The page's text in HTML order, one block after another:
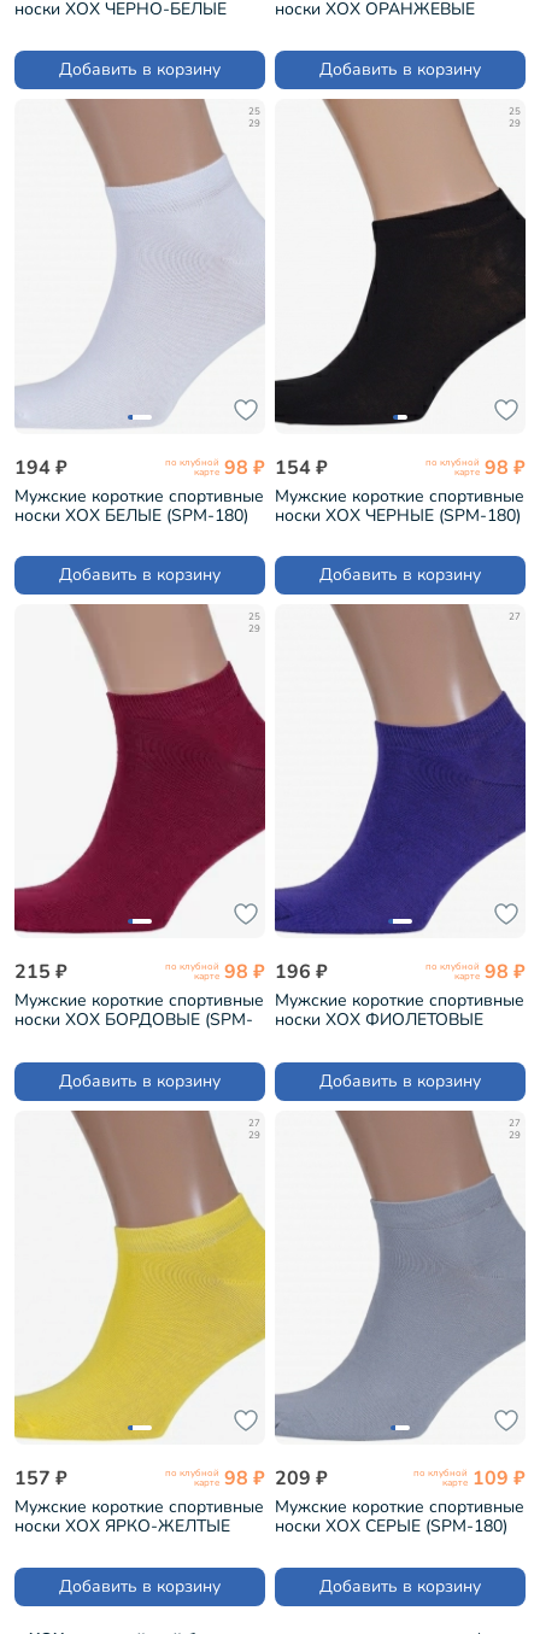
носки ХОХ ЧЕРНО-БЕЛЫЕ
Добавить в корзину
носки ХОХ ОРАНЖЕВЫЕ
Добавить в корзину
25
29
194 ₽ по клубной
карте 98 ₽
Мужские короткие спортивные
носки ХОХ БЕЛЫЕ (SPM-180)
Добавить в корзину
25
29
154 ₽ по клубной
карте 98 ₽
Мужские короткие спортивные
носки ХОХ ЧЕРНЫЕ (SPM-180)
Добавить в корзину
25
29
215 ₽ по клубной
карте 98 ₽
Мужские короткие спортивные
носки ХОХ БОРДОВЫЕ (SPM-
Добавить в корзину
27
196 ₽ по клубной
карте 98 ₽
Мужские короткие спортивные
носки ХОХ ФИОЛЕТОВЫЕ
Добавить в корзину
27
29
157 ₽ по клубной
карте 98 ₽
Мужские короткие спортивные
носки ХОХ ЯРКО-ЖЕЛТЫЕ
Добавить в корзину
27
29
209 ₽ по клубной
карте 109 ₽
Мужские короткие спортивные
носки ХОХ СЕРЫЕ (SPM-180)
Добавить в корзину